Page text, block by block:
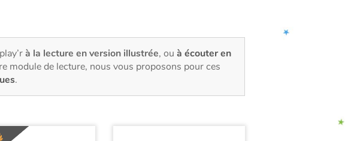
à la lecture en version illustrée, ou à écouter en
module de lecture, nous vous proposons pour ces
.